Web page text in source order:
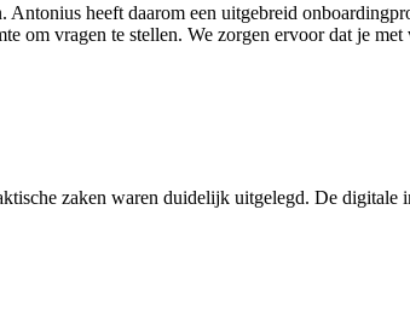
heeft daarom een uitgebreid
om vragen te stellen. We zorgen ervoor dat je
zaken waren duidelijk uitgelegd. De digitale